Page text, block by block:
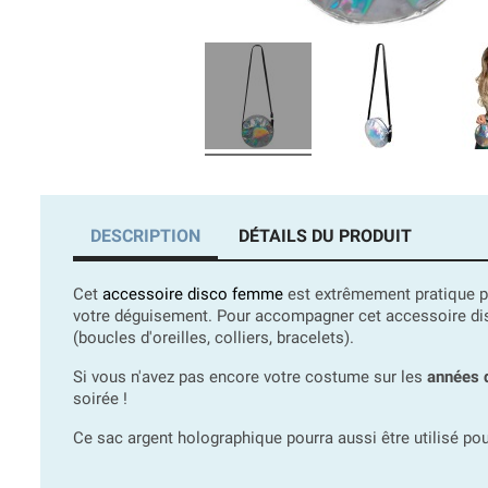
DESCRIPTION DÉTAILS DU PRODUIT
Cet accessoire disco femme est extrêmement pratique
votre déguisement. Pour accompagner cet accessoire
(boucles d'oreilles, colliers, bracelets).
Si vous n'avez pas encore votre costume sur les années
soirée !
Ce sac argent holographique pourra aussi être utilisé